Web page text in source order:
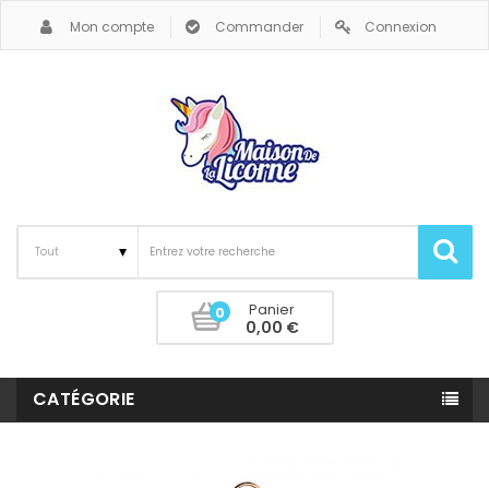
Mon compte Commander Connexion
Panier
0
0,00 €
CATÉGORIE